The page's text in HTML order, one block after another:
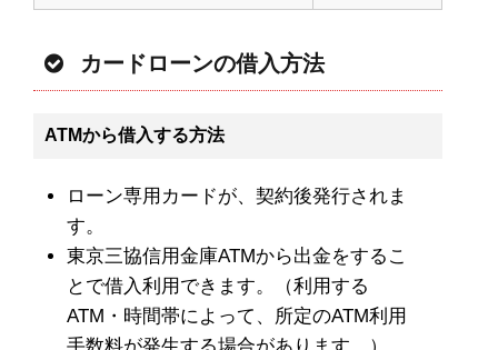
カードローンの借入方法
ATMから借入する方法
ローン専用カードが、契約後発行されま
す。
東京三協信用金庫ATMから出金をするこ
とで借入利用できます。（利用する
ATM・時間帯によって、所定のATM利用